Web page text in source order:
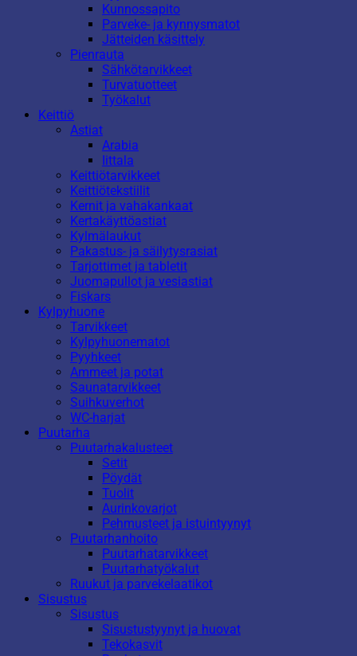
Kunnossapito
Parveke- ja kynnysmatot
Jätteiden käsittely
Pienrauta
Sähkötarvikkeet
Turvatuotteet
Työkalut
Keittiö
Astiat
Arabia
Iittala
Keittiötarvikkeet
Keittiötekstiilit
Kernit ja vahakankaat
Kertakäyttöastiat
Kylmälaukut
Pakastus- ja säilytysrasiat
Tarjottimet ja tabletit
Juomapullot ja vesiastiat
Fiskars
Kylpyhuone
Tarvikkeet
Kylpyhuonematot
Pyyhkeet
Ammeet ja potat
Saunatarvikkeet
Suihkuverhot
WC-harjat
Puutarha
Puutarhakalusteet
Setit
Pöydät
Tuolit
Aurinkovarjot
Pehmusteet ja istuintyynyt
Puutarhanhoito
Puutarhatarvikkeet
Puutarhatyökalut
Ruukut ja parvekelaatikot
Sisustus
Sisustus
Sisustustyynyt ja huovat
Tekokasvit